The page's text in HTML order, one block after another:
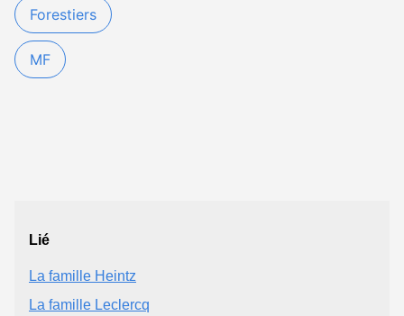
Forestiers
MF
Lié
La famille Heintz
La famille Leclercq